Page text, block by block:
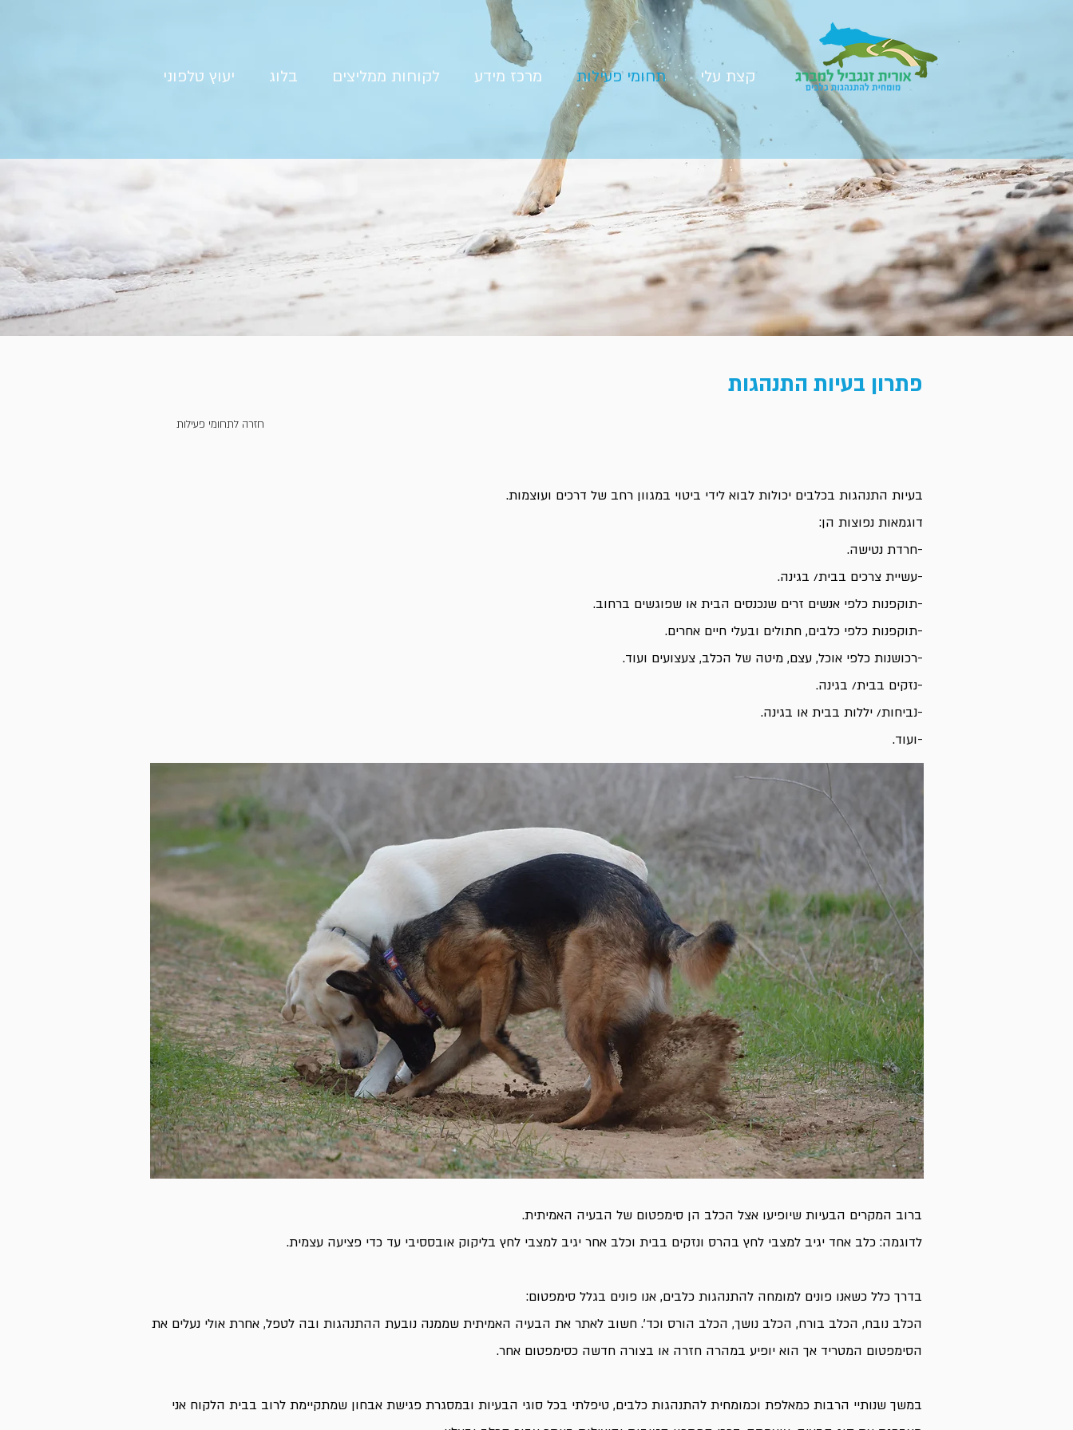
קצת עלי תחומי פעילות מרכז מידע לקוחות ממליצים בלוג יעוץ טלפוני
פתרון בעיות התנהגות
חזרה לתחומי פעילות
בעיות התנהגות בכלבים יכולות לבוא לידי ביטוי במגוון רחב של דרכים ועוצמות.
דוגמאות נפוצות הן:
-חרדת נטישה.
-עשיית צרכים בבית/ בגינה.
-תוקפנות כלפי אנשים זרים שנכנסים הבית או שפוגשים ברחוב.
-תוקפנות כלפי כלבים, חתולים ובעלי חיים אחרים.
-רכושנות כלפי אוכל, עצם, מיטה של הכלב, צעצועים ועוד.
-נזקים בבית/ בגינה.
-נביחות/ יללות בבית או בגינה.
-ועוד.
ברוב המקרים הבעיות שיופיעו אצל הכלב הן סימפטום של הבעיה האמיתית.
לדוגמה: כלב אחד יגיב למצבי לחץ בהרס ונזקים בבית וכלב אחר יגיב למצבי לחץ בליקוק אובססיבי עד כדי פציעה עצמית.
בדרך כלל כשאנו פונים למומחה להתנהגות כלבים, אנו פונים בגלל סימפטום:
הכלב נובח, הכלב בורח, הכלב נושך, הכלב הורס וכד'. חשוב לאתר את הבעיה האמיתית שממנה נובעת ההתנהגות ובה לטפל, אחרת אולי נעלים את
הסימפטום המטריד אך הוא יופיע במהרה חזרה או בצורה חדשה כסימפטום אחר.
במשך שנותיי הרבות כמאלפת וכמומחית להתנהגות כלבים, טיפלתי בכל סוגי הבעיות ובמסגרת פגישת אבחון שמתקיימת לרוב בבית הלקוח אני